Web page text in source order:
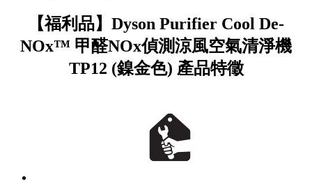
【福利品】Dyson Purifier Cool De-
NOx™ 甲醛NOx偵測涼風空氣清淨機
TP12 (鎳金色) 產品特徵